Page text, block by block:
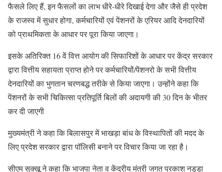
फैसले लिए हैं, इन फैसलों का लाभ धीरे-धीरे दिखाई देगा और जैसे ही प्रदेश
के राजस्व में सुधार होगा, कर्मचारियों एवं पेंशनरों के एरियर आदि देनदारियों
को प्राथमिकता के आधार पर पूरा किया जाएगा।
इसके अतिरिक्त 16 वें वित्त आयोग की सिफारिशों के आधार पर केंद्र सरकार
द्वारा वित्तीय सहायता प्राप्त होने पर कर्मचारियों/पेंशनरो के सभी वित्तीय
देनदारियों का भुगतान चरणबद्ध तरीके से किया जाएगा। उन्होंने कहा कि
पेंशनरों के सभी चिकित्सा प्रतिपूर्ति बिलों की अदायगी की 30 दिन के भीतर
कर दी जाएगी
मुख्यमंत्री ने कहा कि बिलासपुर में भाखड़ा बांध के विस्थापितों की मदद के
लिए प्रदेश सरकार द्वारा पॉलिसी बनाने पर विचार किया जा रहा है।
सीएम सुक्खू ने कहा कि भाजपा नेता व केंद्रीय मंत्री जगत प्रकाश नड्डा